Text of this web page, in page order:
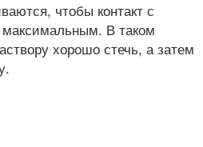
чтобы контакт с
В таком
хорошо стечь, а затем